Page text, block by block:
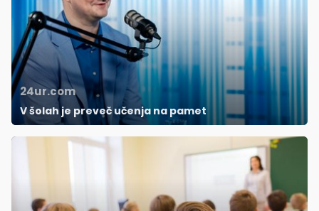
24ur.com
V šolah je preveč učenja na pamet